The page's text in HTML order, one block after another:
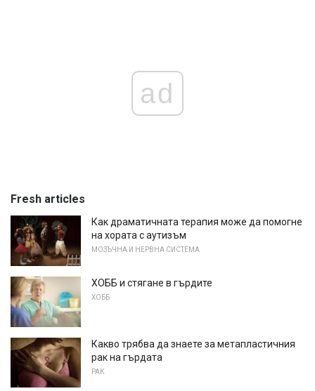
ad
Fresh articles
Как драматичната терапия може да помогне
на хората с аутизъм
МОЗЪЧНА И НЕРВНА СИСТЕМА
ХОББ и стягане в гърдите
ХОББ
Какво трябва да знаете за метапластичния
рак на гърдата
РАК